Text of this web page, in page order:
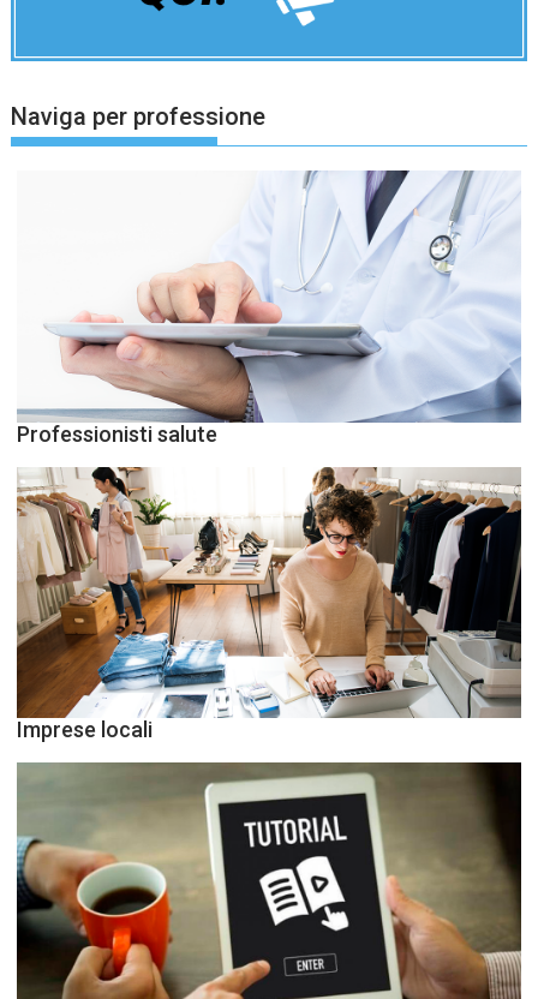
Naviga per professione
Professionisti salute
Imprese locali